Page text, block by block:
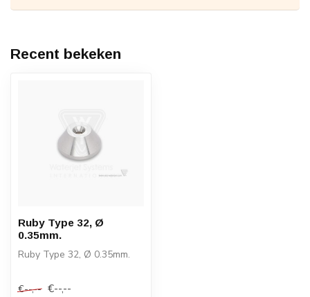
Recent bekeken
Ruby Type 32, Ø
0.35mm.
Ruby Type 32, Ø 0.35mm.
€--,-- €--,--